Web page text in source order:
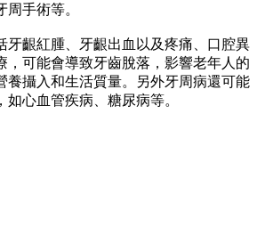
手術等。
齦紅腫、牙齦出血以及疼痛、口腔異
，可能會導致牙齒脫落，影響老年人的
養攝入和生活質量。另外牙周病還可能
心血管疾病、糖尿病等。